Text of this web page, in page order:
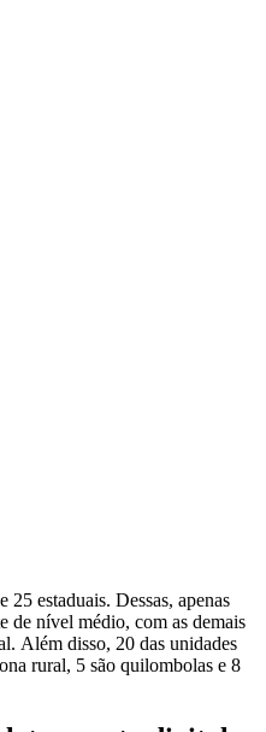
25 estaduais. Dessas, apenas
de nível médio, com as demais
Além disso, 20 das unidades
rural, 5 são quilombolas e 8